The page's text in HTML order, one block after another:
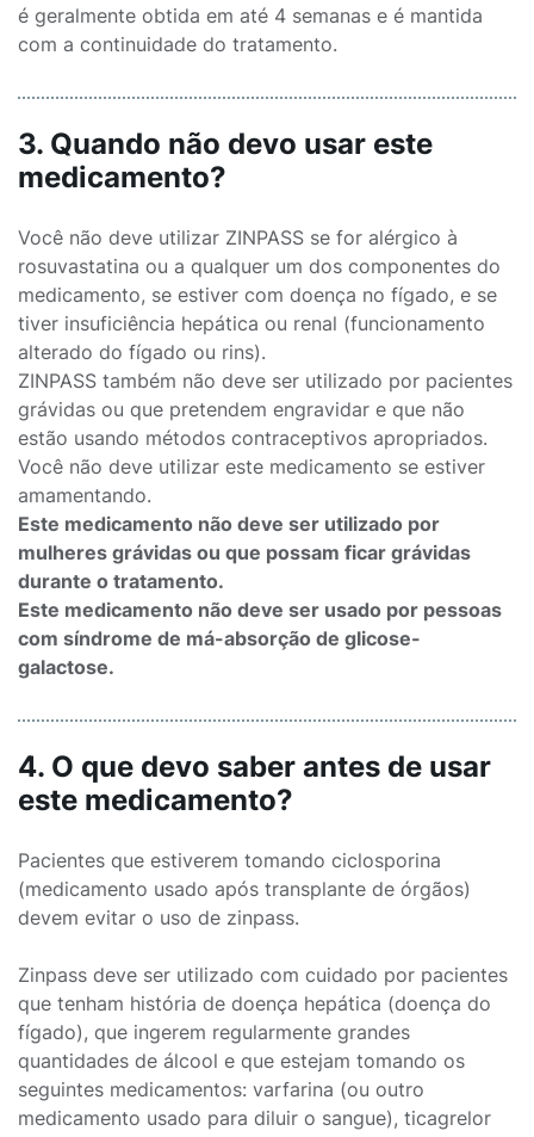
é geralmente obtida em até 4 semanas e é mantida
com a continuidade do tratamento.
3. Quando não devo usar este
medicamento?
Você não deve utilizar ZINPASS se for alérgico à
rosuvastatina ou a qualquer um dos componentes do
medicamento, se estiver com doença no fígado, e se
tiver insuficiência hepática ou renal (funcionamento
alterado do fígado ou rins).
ZINPASS também não deve ser utilizado por pacientes
grávidas ou que pretendem engravidar e que não
estão usando métodos contraceptivos apropriados.
Você não deve utilizar este medicamento se estiver
amamentando.
Este medicamento não deve ser utilizado por
mulheres grávidas ou que possam ficar grávidas
durante o tratamento.
Este medicamento não deve ser usado por pessoas
com síndrome de má-absorção de glicose-
galactose.
4. O que devo saber antes de usar
este medicamento?
Pacientes que estiverem tomando ciclosporina
(medicamento usado após transplante de órgãos)
devem evitar o uso de zinpass.
Zinpass deve ser utilizado com cuidado por pacientes
que tenham história de doença hepática (doença do
fígado), que ingerem regularmente grandes
quantidades de álcool e que estejam tomando os
seguintes medicamentos: varfarina (ou outro
medicamento usado para diluir o sangue), ticagrelor